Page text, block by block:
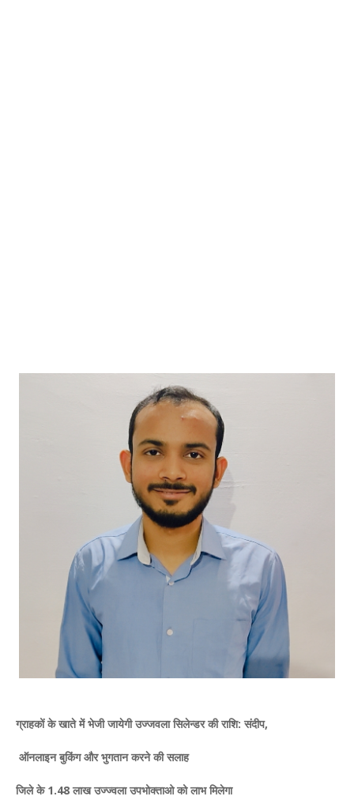
ग्राहकों के खाते में भेजी जायेगी उज्जवला सिलेन्डर की राशि: संदीप,
ऑनलाइन बुकिंग और भुगतान करने की सलाह
जिले के 1.48 लाख उज्ज्वला उपभोक्ताओ को लाभ मिलेगा